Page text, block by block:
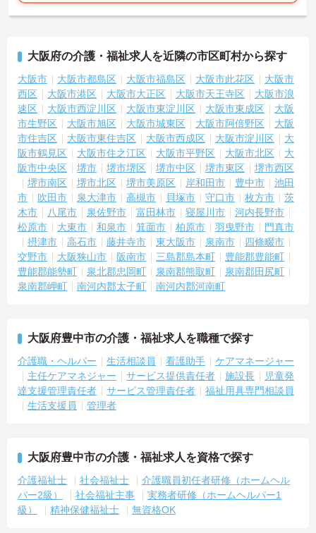
大阪府の介護・福祉求人を近隣の市区町村から探す
大阪市 大阪市都島区 大阪市福島区 大阪市此花区
大阪市
西区
大阪市港区 大阪市大正区 大阪市天王寺区
大阪市浪
速区
大阪市西淀川区 大阪市東淀川区 大阪市東成区
大阪
市生野区
大阪市旭区 大阪市城東区 大阪市阿倍野区
大阪
市住吉区
大阪市東住吉区 大阪市西成区 大阪市淀川区
大
阪市鶴見区
大阪市住之江区 大阪市平野区 大阪市北区
大
阪市中央区
堺市 堺市堺区 堺市中区 堺市東区
堺市西区
堺市南区
堺市北区 堺市美原区 岸和田市 豊中市
池田
市
吹田市 泉大津市 高槻市 貝塚市 守口市 枚方市
茨
木市
八尾市 泉佐野市 富田林市 寝屋川市
河内長野市
松原市
大東市 和泉市 箕面市 柏原市 羽曳野市
門真市
摂津市
高石市 藤井寺市 東大阪市 泉南市
四條畷市
交野市
大阪狭山市 阪南市 三島郡島本町
豊能郡豊能町
豊能郡能勢町
泉北郡忠岡町 泉南郡熊取町
泉南郡田尻町
泉南郡岬町
南河内郡太子町 南河内郡河南町
大阪府豊中市の介護・福祉求人を職種で探す
介護職・ヘルパー 生活相談員 看護助手
ケアマネージャー
主任ケアマネジャー
サービス提供責任者 施設長
児童発
達支援管理責任者
サービス管理責任者
福祉用具専門相談員
生活支援員
管理者
大阪府豊中市の介護・福祉求人を資格で探す
介護福祉士 社会福祉士
介護職員初任者研修（ホームヘル
パー2級）
社会福祉主事
実務者研修（ホームヘルパー1
級）
精神保健福祉士 無資格OK